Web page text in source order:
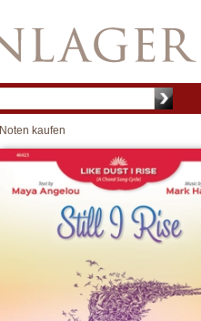
Noten kaufen